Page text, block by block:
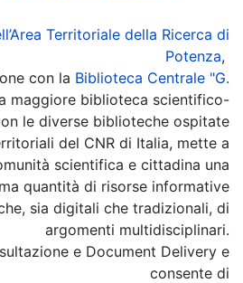
Territoriale della Ricerca di
Potenza,
con la Biblioteca Centrale "G.
maggiore biblioteca scientifico-
le diverse biblioteche ospitate
del CNR di Italia, mette a
scientifica e cittadina una
quantità di risorse informative
sia digitali che tradizionali, di
argomenti multidisciplinari.
e Document Delivery e
consente di